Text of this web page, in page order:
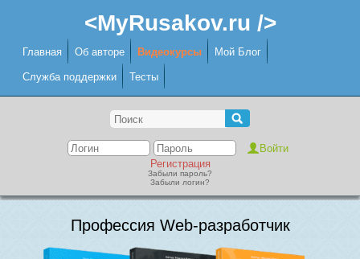
<MyRusakov.ru />
Главная Об авторе Видеокурсы Мой Блог
Служба поддержки Тесты
Регистрация
Забыли пароль?
Забыли логин?
Профессия Web-разработчик